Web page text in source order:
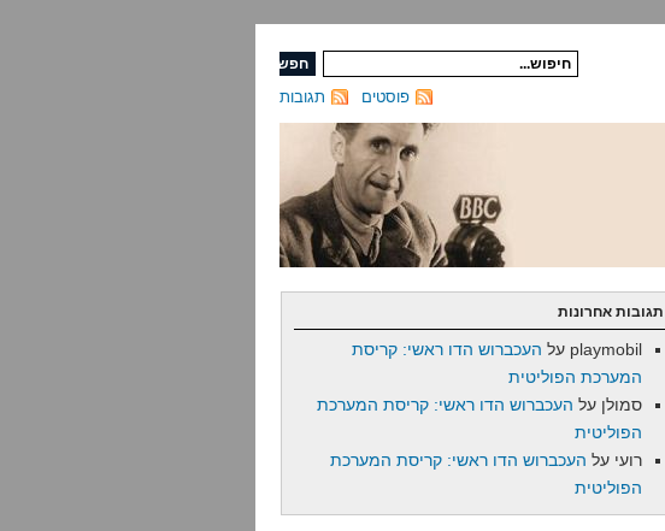
תגובות פוסטים
תגובות אחרונות
playmobil על העכברוש הדו ראשי: קריסת
המערכת הפוליטית
סמולן על העכברוש הדו ראשי: קריסת המערכת
הפוליטית
רועי על העכברוש הדו ראשי: קריסת המערכת
הפוליטית